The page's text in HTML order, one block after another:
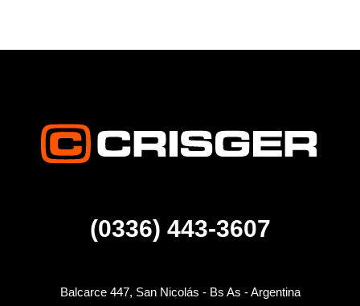
(0336) 443-3607
Balcarce 447, San Nicolás - Bs As - Argentina